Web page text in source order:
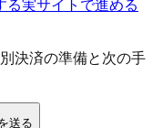
る実サイトで進める
決済の準備と次の手
送る